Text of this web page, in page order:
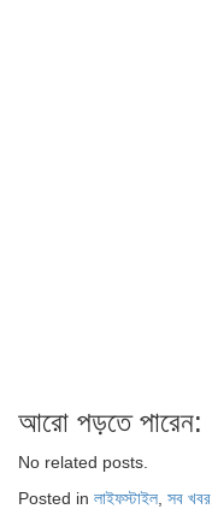
আরো পড়তে পারেন:
No related posts.
Posted in লাইফস্টাইল সব খবর